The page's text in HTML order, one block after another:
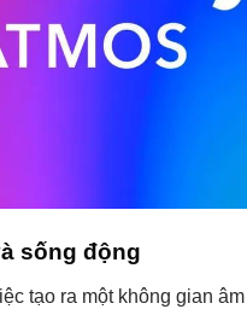
sống động
tạo ra một không gian